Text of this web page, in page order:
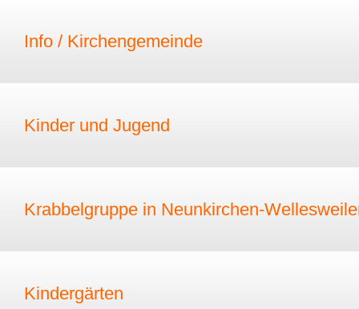
Info / Kirchengemeinde
Kinder und Jugend
Krabbelgruppe in Neunkirchen-
Kindergärten